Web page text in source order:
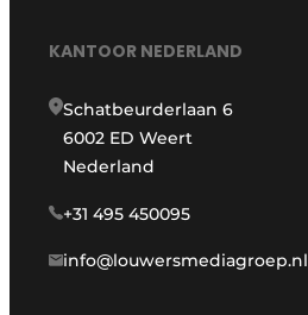
KANTOOR NEDERLAND
Schatbeurderlaan 6
6002 ED Weert
Nederland
+31 495 450095
info@louwersmediagroep.nl